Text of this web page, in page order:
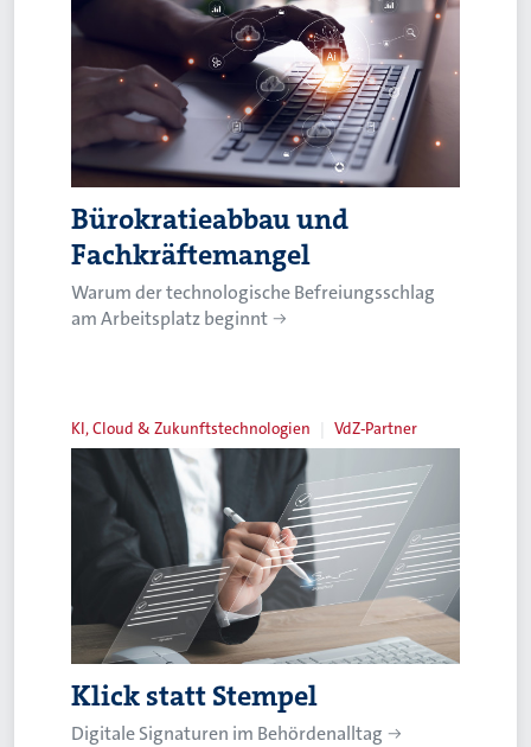
Bürokratieabbau und
Fachkräftemangel
Warum der technologische Befreiungsschlag
am Arbeitsplatz beginnt
KI, Cloud & Zukunftstechnologien VdZ-Partner
Klick statt Stempel
Digitale Signaturen im Behördenalltag